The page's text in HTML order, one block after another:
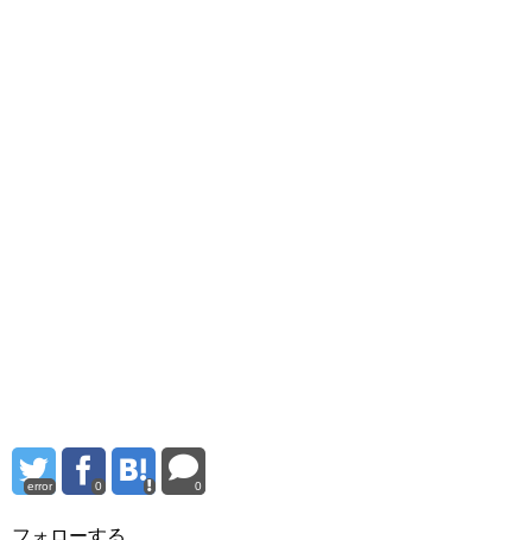
error 0 0